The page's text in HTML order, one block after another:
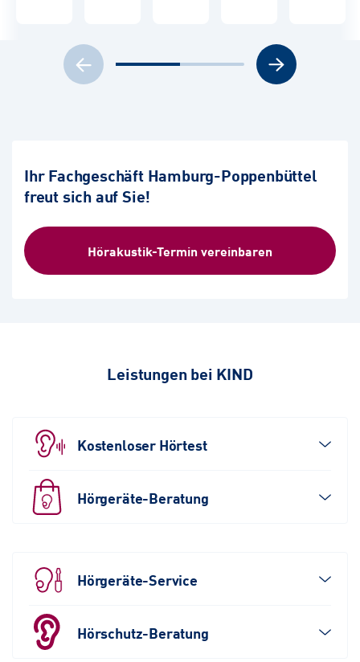
Ihr Fachgeschäft Hamburg-Poppenbüttel
freut sich auf Sie!
Hörakustik-Termin vereinbaren
Leistungen bei KIND
Kostenloser Hörtest
Hörgeräte-Beratung
Hörgeräte-Service
Hörschutz-Beratung